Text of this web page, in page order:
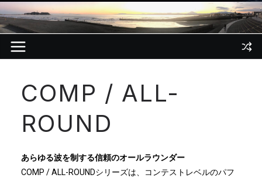
ッ
プ
COMP / ALL-
ROUND
あらゆる波を制する信頼のオールラウンダー
COMP / ALL-ROUNDシリーズは、コンテストレベルのパフ